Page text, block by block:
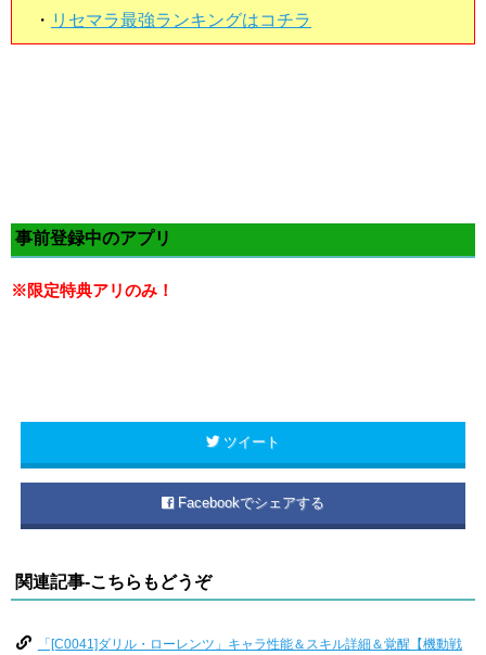
・ リセマラ最強ランキングはコチラ
事前登録中のアプリ
※限定特典アリのみ！
ツイート
Facebookでシェアする
関連記事-こちらもどうぞ
「[C0041]ダリル・ローレンツ」キャラ性能＆スキル詳細＆覚醒【機動戦